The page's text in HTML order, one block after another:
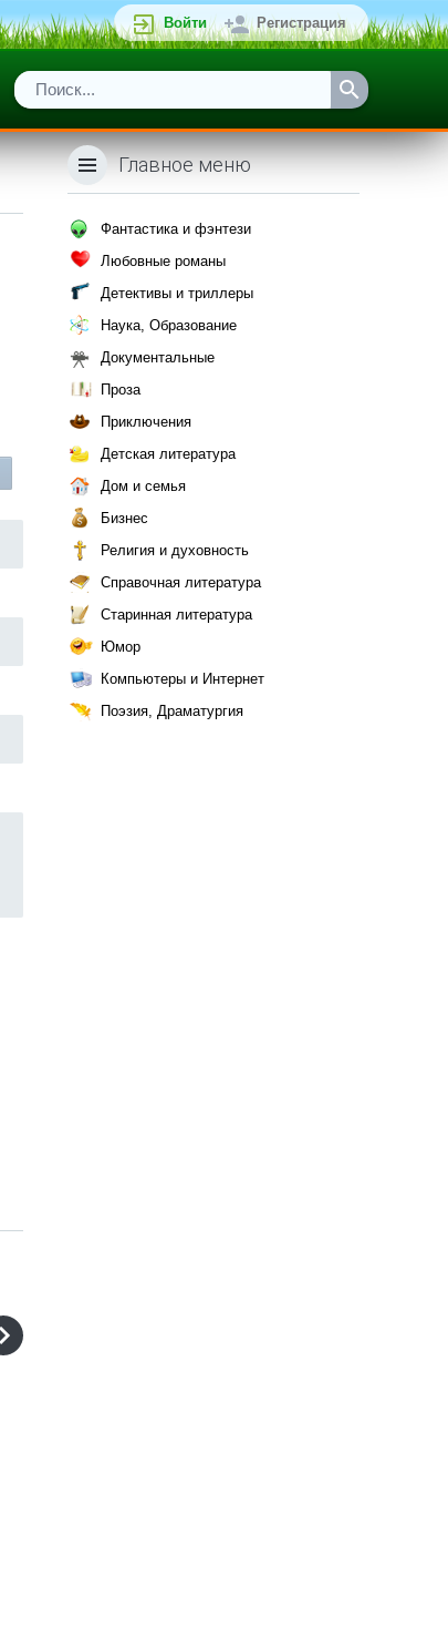
Войти Регистрация
Главное меню
Фантастика и фэнтези
Любовные романы
Детективы и триллеры
Наука, Образование
Документальные
Проза
Приключения
Детская литература
Дом и семья
Бизнес
Религия и духовность
Справочная литература
Старинная литература
Юмор
Компьютеры и Интернет
Поэзия, Драматургия